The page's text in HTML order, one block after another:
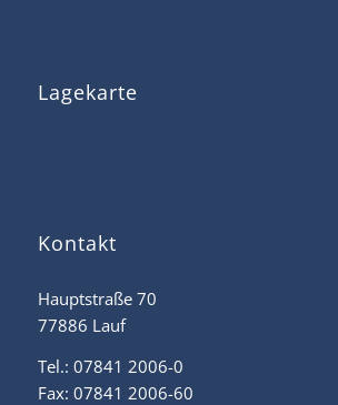
Lagekarte
Kontakt
Hauptstraße 70
77886 Lauf
Tel.: 07841 2006-0
Fax: 07841 2006-60